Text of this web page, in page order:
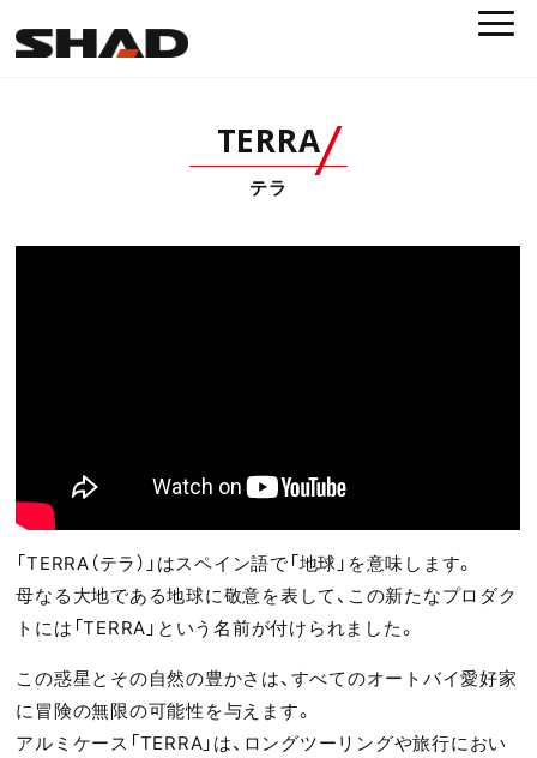
TERRA
テラ
「TERRA（テラ）」はスペイン語で「地球」を意味します。
母なる大地である地球に敬意を表して、この新たなプロダク
トには「TERRA」という名前が付けられました。
この惑星とその自然の豊かさは、すべてのオートバイ愛好家
に冒険の無限の可能性を与えます。
アルミケース「TERRA」は、ロングツーリングや旅行におい